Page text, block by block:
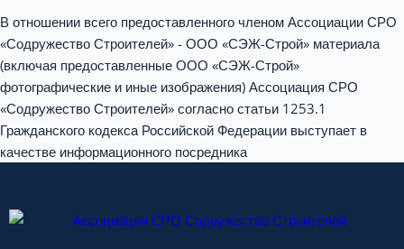
В отношении всего предоставленного членом Ассоциации СРО
«Содружество Строителей» - ООО «СЭЖ-Строй» материала
(включая предоставленные ООО «СЭЖ-Строй»
фотографические и иные изображения) Ассоциация СРО
«Содружество Строителей» согласно статьи 1253.1
Гражданского кодекса Российской Федерации выступает в
качестве информационного посредника